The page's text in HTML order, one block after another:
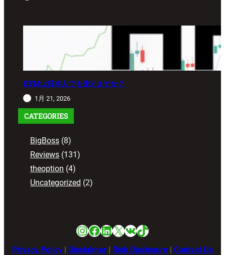
HFMは日本人でも使えますか？
1月 21, 2026
CATEGORIES
BigBoss (8)
Reviews (131)
theoption (4)
Uncategorized (2)
Instagram
Facebook
LinkedIn
X VKTikTok
Privacy Policy | Disclaimer | Risk Disclosure | Contact Us